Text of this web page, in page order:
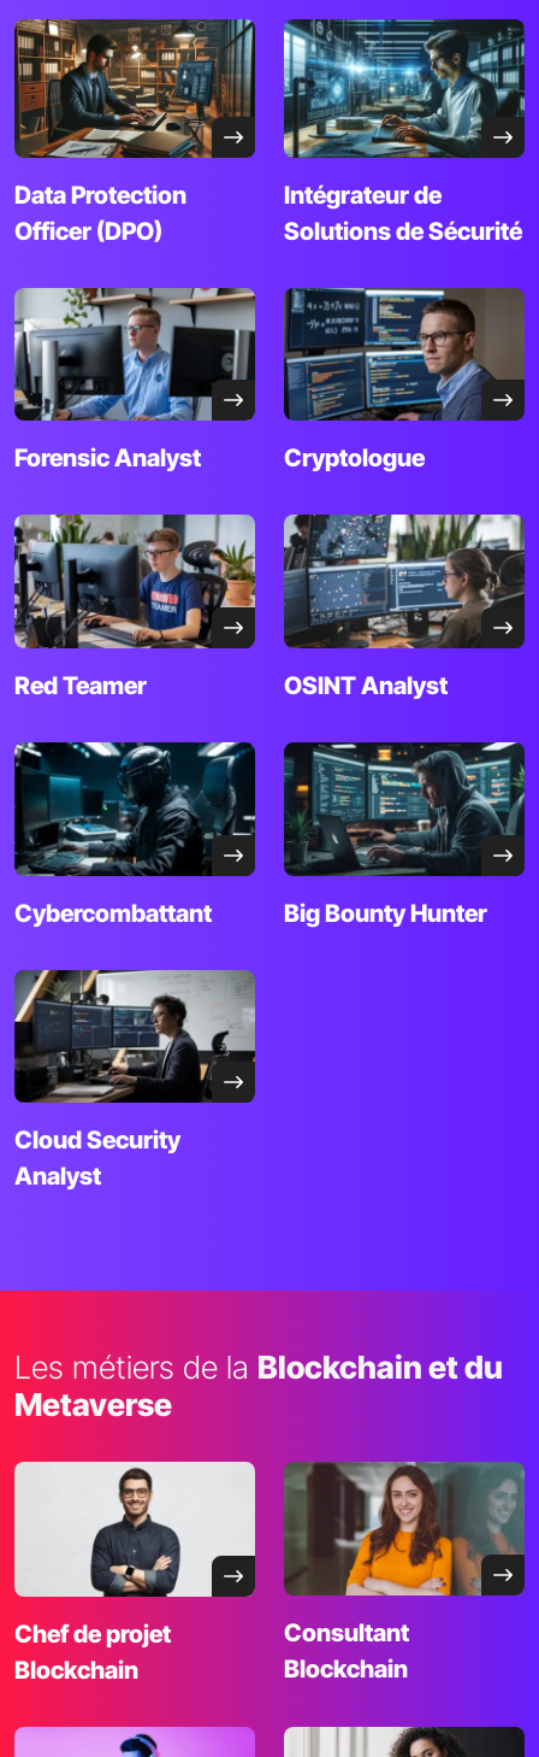
DataProtection
Officer (DPO)
Intégrateur de
Solutions de Sécurité
Forensic Analyst Cryptologue
RedTeamer OSINTAnalyst
Cybercombattant Big Bounty Hunter
Cloud Security
Analyst
Les métiers de la Blockchain et du
Metaverse
Chef de projet
Blockchain
Consultant
Blockchain